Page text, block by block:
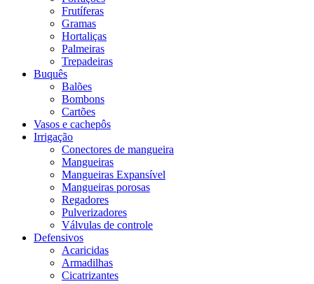
Frutíferas
Gramas
Hortaliças
Palmeiras
Trepadeiras
Buquês
Balões
Bombons
Cartões
Vasos e cachepôs
Irrigação
Conectores de mangueira
Mangueiras
Mangueiras Expansível
Mangueiras porosas
Regadores
Pulverizadores
Válvulas de controle
Defensivos
Acaricidas
Armadilhas
Cicatrizantes